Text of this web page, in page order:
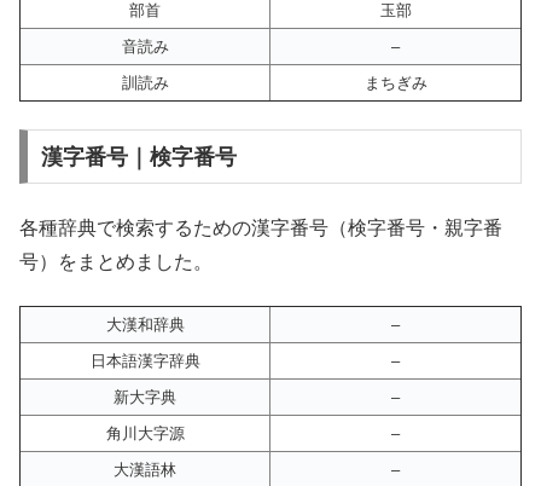
部首
玉部
音読み
–
訓読み
まちぎみ
漢字番号｜検字番号
各種辞典で検索するための漢字番号（検字番号・親字番
号）をまとめました。
大漢和辞典
–
日本語漢字辞典
–
新大字典
–
角川大字源
–
大漢語林
–